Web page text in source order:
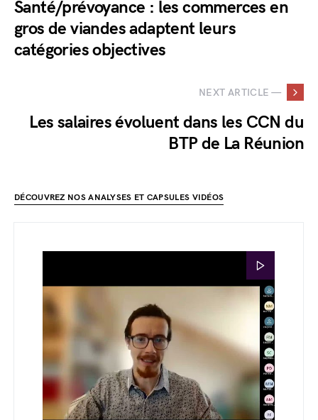
Santé/prévoyance : les commerces en
gros de viandes adaptent leurs
catégories objectives
NEXT ARTICLE —
Les salaires évoluent dans les CCN du
BTP de La Réunion
DÉCOUVREZ NOS ANALYSES ET CAPSULES VIDÉOS